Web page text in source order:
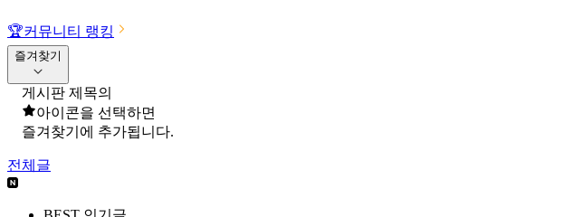
🏆커뮤니티 랭킹
즐겨찾기
게시판 제목의
아이콘을 선택하면
즐겨찾기에 추가됩니다.
전체글